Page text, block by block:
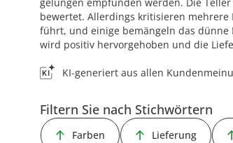
gelungen empfunden werden. Die
bewertet. Allerdings kritisieren mehrere
führt, und einige bemängeln das
wird positiv hervorgehoben und die
KI-generiert aus allen
Filtern Sie nach Stichwörtern
Farben Lieferung